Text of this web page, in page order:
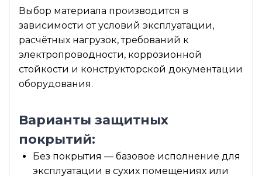
Выбор материала производится в
зависимости от условий эксплуатации,
расчётных нагрузок, требований к
электропроводности, коррозионной
стойкости и конструкторской документации
оборудования.
Варианты защитных
покрытий:
Без покрытия — базовое исполнение для
эксплуатации в сухих помещениях или